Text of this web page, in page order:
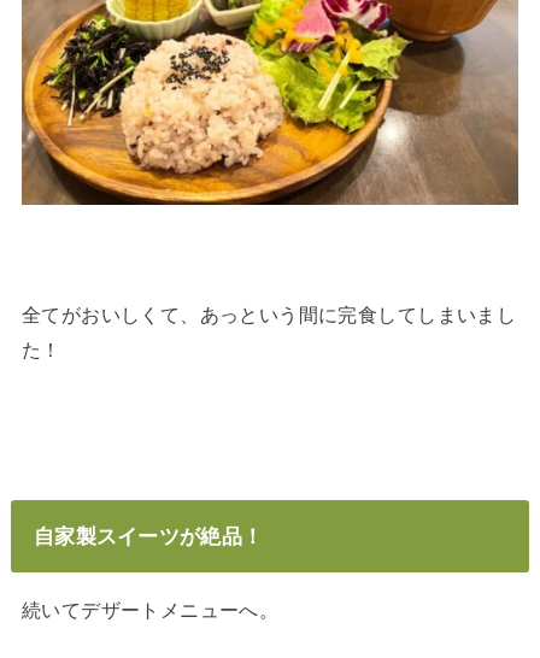
全てがおいしくて、あっという間に完食してしまいまし
た！
自家製スイーツが絶品！
続いてデザートメニューへ。